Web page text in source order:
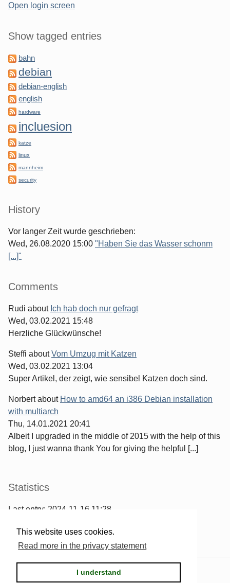
This website uses cookies.
Read more in the privacy statement
I understand
Open login screen
Show tagged entries
bahn
debian
debian-english
english
hardware
incluesion
katze
linux
mannheim
security
History
Vor langer Zeit wurde geschrieben:
Wed, 26.08.2020 15:00 "Haben Sie das Wasser schonm
[...]"
Comments
Rudi about Ich hab doch nur gefragt
Wed, 03.02.2021 15:48
Herzliche Glückwünsche!
Steffi aboutVom Umzug mit Katzen
Wed, 03.02.2021 13:04
Super Artikel, der zeigt, wie sensibel Katzen doch sind.
Norbertabout How to amd64 an i386 Debian installation
with multiarch
Thu, 14.01.2021 20:41
Albeit I upgraded in the middle of 2015 with the help of this
blog, I just wanna thank You for giving the helpful [...]
Statistics
Last entry: 2024-11-16 11:28
2567comments have been made
Serendipity & the theme.